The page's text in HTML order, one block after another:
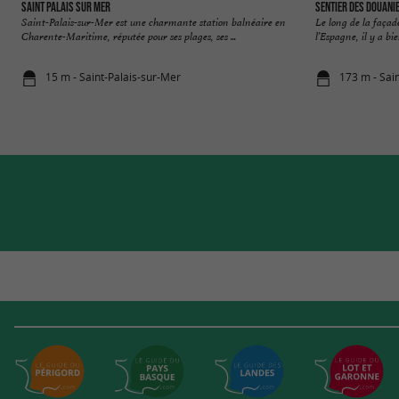
Saint Palais sur Mer
Saint-Palais-sur-Mer est une charmante station balnéaire en
Charente-Maritime, réputée pour ses plages, ses ...
15 m - Saint-Palais-sur-Mer
Sentier des
Le long de la
l’Espagne, il y a
173 m -